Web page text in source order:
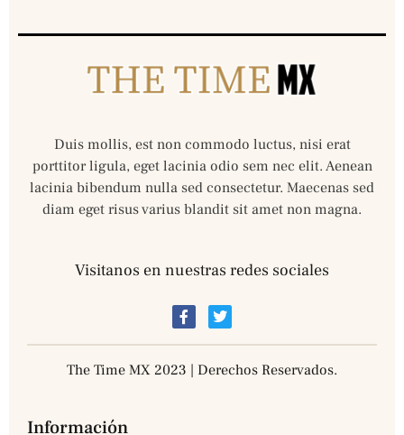
Duis mollis, est non commodo luctus, nisi erat
porttitor ligula, eget lacinia odio sem nec elit. Aenean
lacinia bibendum nulla sed consectetur. Maecenas sed
diam eget risus varius blandit sit amet non magna.
Visitanos en nuestras redes sociales
The Time MX 2023 | Derechos Reservados.
Información